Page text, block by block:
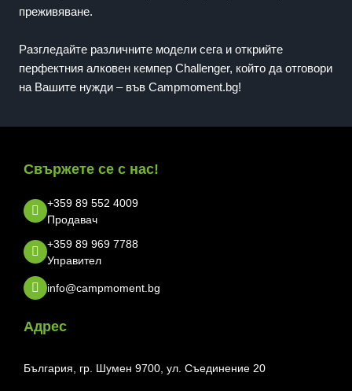
преживяване.
Разгледайте различните модели сега и открийте
перфектния алковен кемпер Challenger, който да отговори
на Вашите нужди – във Campmoment.bg!
Свържете се с нас!
+359 89 552 4009
Продавач
+359 89 969 7788
Управител
info@campmoment.bg
Адрес
България, гр. Шумен 9700, ул. Съединение 20